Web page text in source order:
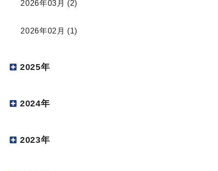
2026年03月 (2)
2026年02月 (1)
2025年
2024年
2023年